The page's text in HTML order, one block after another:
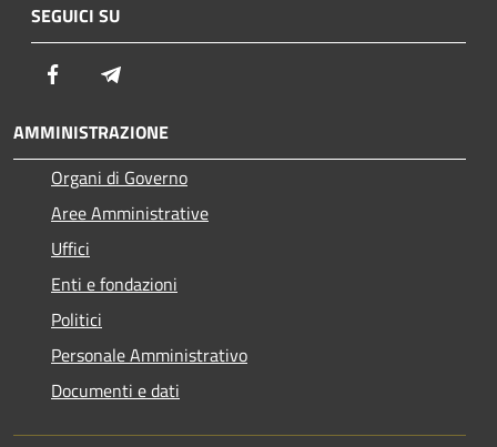
SEGUICI SU
Facebook
AMMINISTRAZIONE
Organi di Governo
Aree Amministrative
Uffici
Enti e fondazioni
Politici
Personale Amministrativo
Documenti e dati